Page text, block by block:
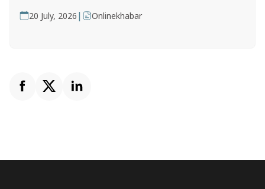
20 July, 2026 | Onlinekhabar